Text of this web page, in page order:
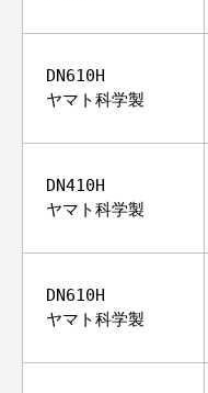
DN610H
ヤマト科学製
DN410H
ヤマト科学製
DN610H
ヤマト科学製